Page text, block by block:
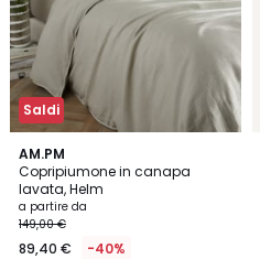
Saldi
AM.PM
Copripiumone in canapa
lavata, Helm
a partire da
149,00 €
89,40 € -40%
4,2
/ 5
13
Colori